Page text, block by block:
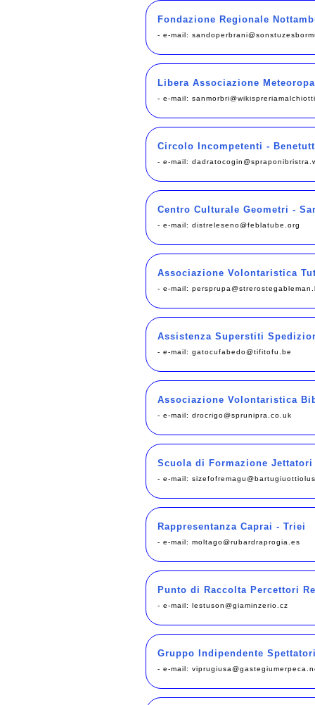
Fondazione Regionale
- e-mail:
Libera Associazione
- e-mail:
Circolo Incompetenti -
- e-mail:
Centro Culturale Geometri -
- e-mail: distreleseno@feblatube.org
Associazione Volontaristica
- e-mail:
Assistenza Superstiti
- e-mail: gatocufabedo@tifitofu.be
Associazione Volontaristica
- e-mail: drocrigo@sprunipra.co.uk
Scuola di Formazione Jettatori
- e-mail:
Rappresentanza Caprai - Triei
- e-mail: moltago@rubardraprogia.es
Punto di Raccolta Percettori
- e-mail: lestuson@giaminzerio.cz
Gruppo Indipendente
- e-mail: